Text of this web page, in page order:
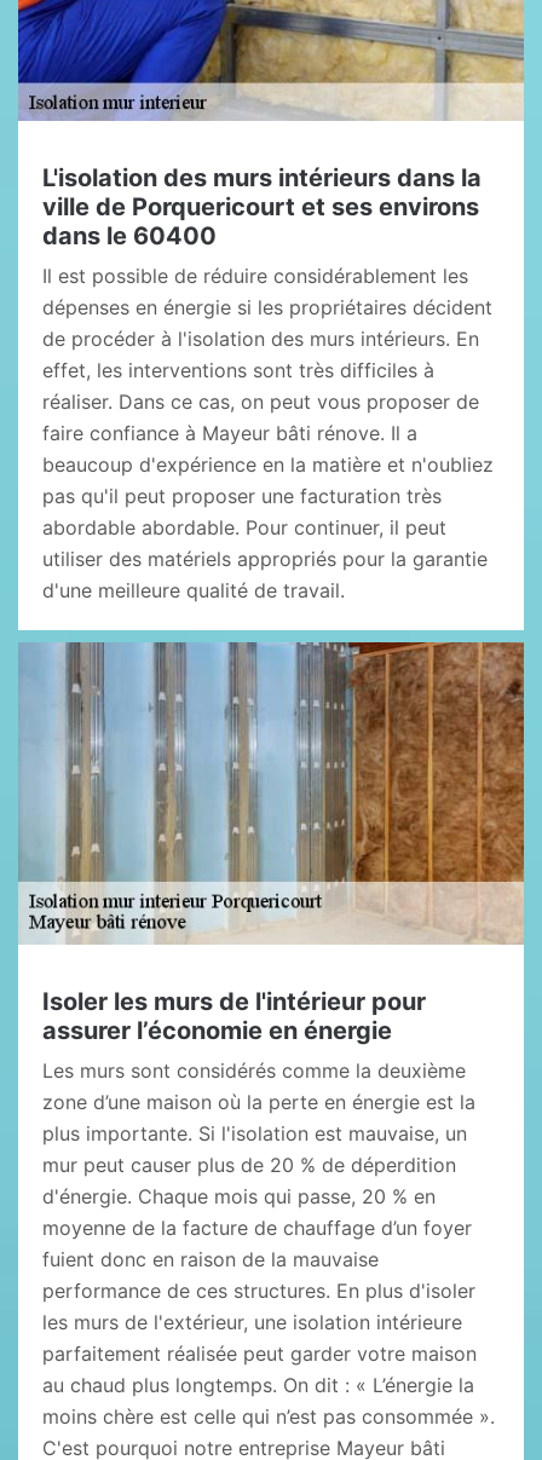
L'isolation des murs intérieurs dans la
ville de Porquericourt et ses environs
dans le 60400
Il est possible de réduire considérablement les
dépenses en énergie si les propriétaires décident
de procéder à l'isolation des murs intérieurs. En
effet, les interventions sont très difficiles à
réaliser. Dans ce cas, on peut vous proposer de
faire confiance à Mayeur bâti rénove. Il a
beaucoup d'expérience en la matière et n'oubliez
pas qu'il peut proposer une facturation très
abordable abordable. Pour continuer, il peut
utiliser des matériels appropriés pour la garantie
d'une meilleure qualité de travail.
Isoler les murs de l'intérieur pour
assurer l’économie en énergie
Les murs sont considérés comme la deuxième
zone d’une maison où la perte en énergie est la
plus importante. Si l'isolation est mauvaise, un
mur peut causer plus de 20 % de déperdition
d'énergie. Chaque mois qui passe, 20 % en
moyenne de la facture de chauffage d’un foyer
fuient donc en raison de la mauvaise
performance de ces structures. En plus d'isoler
les murs de l'extérieur, une isolation intérieure
parfaitement réalisée peut garder votre maison
au chaud plus longtemps. On dit : « L’énergie la
moins chère est celle qui n’est pas consommée ».
C'est pourquoi notre entreprise Mayeur bâti